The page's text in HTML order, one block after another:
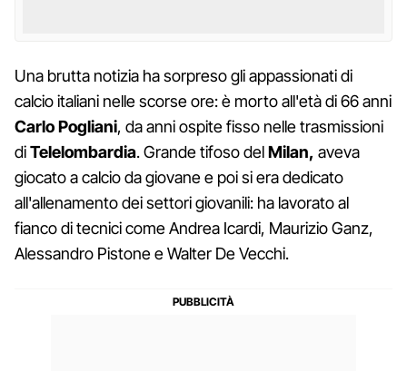
Una brutta notizia ha sorpreso gli appassionati di
calcio italiani nelle scorse ore: è morto all'età di 66 anni
Carlo Pogliani, da anni ospite fisso nelle trasmissioni
diTelelombardia. Grande tifoso delMilan, aveva
giocato a calcio da giovane e poi si era dedicato
all'allenamento dei settori giovanili: ha lavorato al
fianco di tecnici come Andrea Icardi, Maurizio Ganz,
Alessandro Pistone e Walter De Vecchi.